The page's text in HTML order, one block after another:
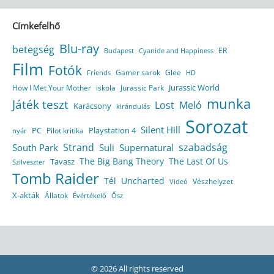
Címkefelhő
betegség Blu-ray Budapest Cyanide and Happiness ER
Film Fotók Friends Gamer sarok Glee HD
How I Met Your Mother iskola Jurassic Park Jurassic World
Játék teszt Karácsony kirándulás Lost Meló munka
nyár PC Pilot kritika Playstation 4 Silent Hill Sorozat
South Park Strand Suli Supernatural szabadság
Szilveszter Tavasz The Big Bang Theory The Last Of Us
Tomb Raider Tél Uncharted Videó Vészhelyzet
X-akták Állatok Évértékelő Ősz
© 2026 All rights reserved